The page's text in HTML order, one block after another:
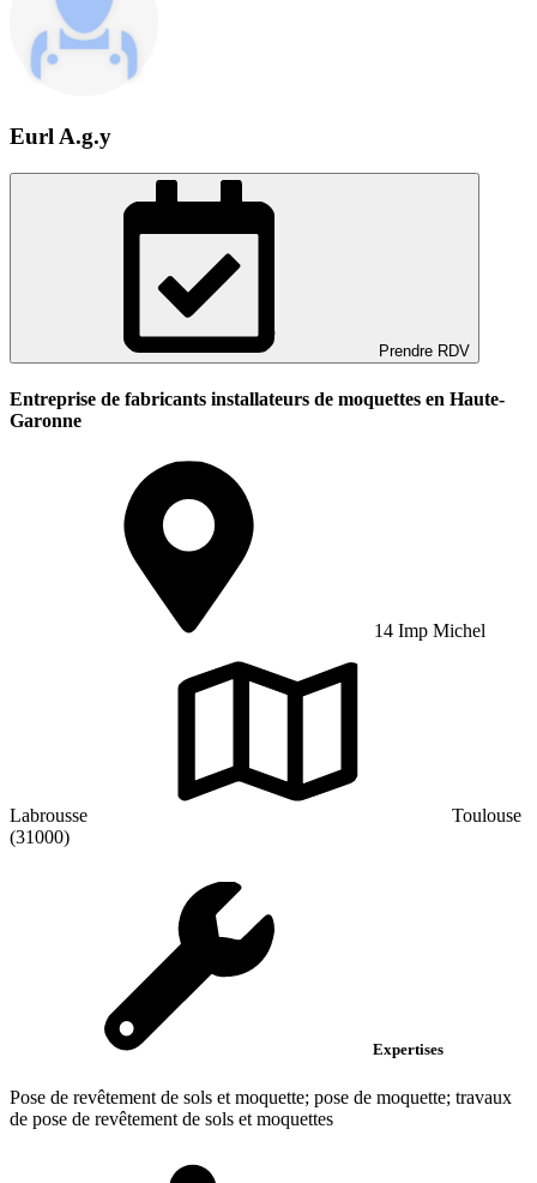
Eurl A.g.y
Prendre RDV
Entreprise de fabricants installateurs de moquettes en Haute-
Garonne
14 Imp Michel
Labrousse
Toulouse
(31000)
Expertises
Pose de revêtement de sols et moquette; pose de moquette; travaux
de pose de revêtement de sols et moquettes